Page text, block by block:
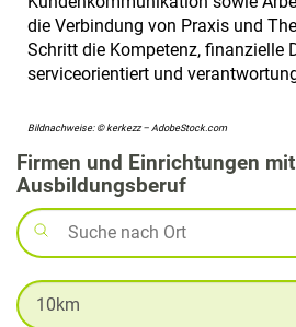
die Verbindung von Praxis und
Schritt die Kompetenz, finanzielle
serviceorientiert und
Bildnachweise: © kerkezz – AdobeStock.com
Firmen und Einrichtungen
Ausbildungsberuf